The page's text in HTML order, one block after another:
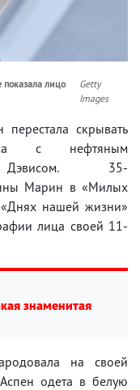
лицо
Getty
Images
перестала скрывать
с нефтяным
35-
Марин в «Милых
нашей жизни»
лица своей 11-
знаменитая
на своей
одета в белую